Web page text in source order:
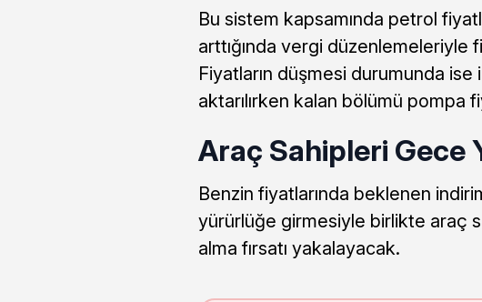
Bu sistem kapsamında petrol
arttığında vergi düzenlemeleriyle
Fiyatların düşmesi durumunda ise
aktarılırken kalan bölümü pompa
Araç Sahipleri Gece
Benzin fiyatlarında beklenen
yürürlüğe girmesiyle birlikte araç
alma fırsatı yakalayacak.